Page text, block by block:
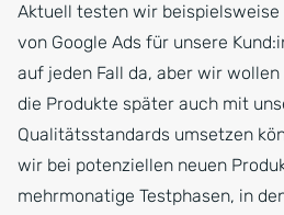
Aktuell testen wir
von Google Ads für unsere
auf jeden Fall da, aber wir
die Produkte später auch mit
Qualitätsstandards umsetzen
wir bei potenziellen neuen
mehrmonatige Testphasen, in